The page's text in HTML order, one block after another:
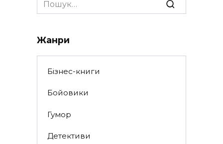
for:
Жанри
Бізнес-книги
Бойовики
Гумор
Детективи